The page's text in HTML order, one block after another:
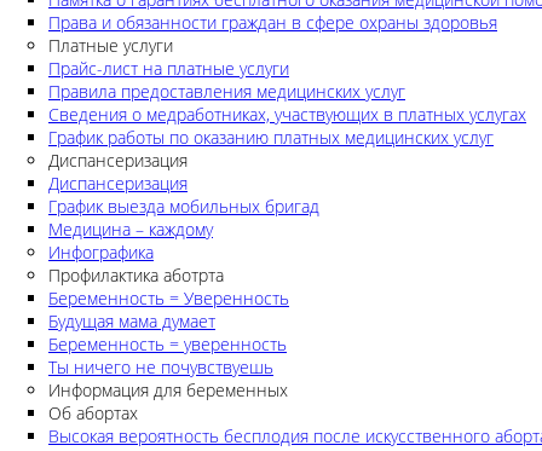
Права и обязанности граждан в сфере охраны здоровья
Платные услуги
Прайс-лист на платные услуги
Правила предоставления медицинских услуг
Сведения о медработниках, участвующих в платных услугах
График работы по оказанию платных медицинских услуг
Диспансеризация
Диспансеризация
График выезда мобильных бригад
Медицина – каждому
Инфографика
Профилактика аботрта
Беременность = Уверенность
Будущая мама думает
Беременность = уверенность
Ты ничего не почувствуешь
Информация для беременных
Об абортах
Высокая вероятность бесплодия после искусственного